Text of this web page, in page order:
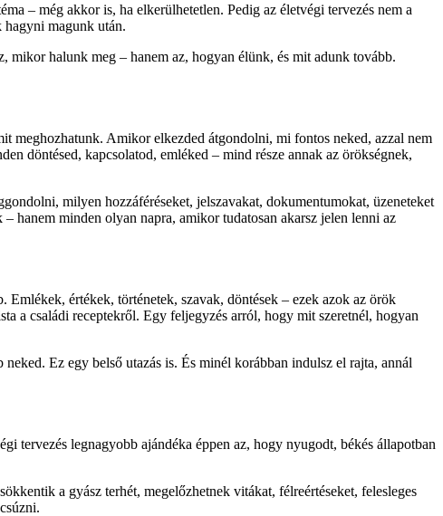
– még akkor is, ha elkerülhetetlen. Pedig az életvégi tervezés nem a
magunk után.
mikor halunk meg – hanem az, hogyan élünk, és mit adunk tovább.
meghozhatunk. Amikor elkezded átgondolni, mi fontos neked, azzal nem
döntésed, kapcsolatod, emléked – mind része annak az örökségnek,
milyen hozzáféréseket, jelszavakat, dokumentumokat, üzeneteket
hanem minden olyan napra, amikor tudatosan akarsz jelen lenni az
értékek, történetek, szavak, döntések – ezek azok az örök
a családi receptekről. Egy feljegyzés arról, hogy mit szeretnél, hogyan
Ez egy belső utazás is. És minél korábban indulsz el rajta, annál
tervezés legnagyobb ajándéka éppen az, hogy nyugodt, békés állapotban
a gyász terhét, megelőzhetnek vitákat, félreértéseket, felesleges